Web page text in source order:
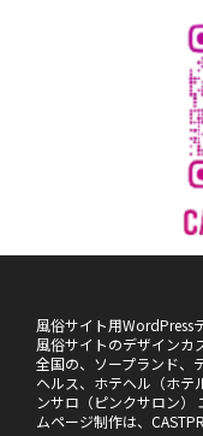
風俗サイト用WordPress
風俗サイトのデザインカ
全国の、ソープランド、
ヘルス、ホテヘル（ホテ
ンサロ（ピンクサロン）
ムページ制作は、